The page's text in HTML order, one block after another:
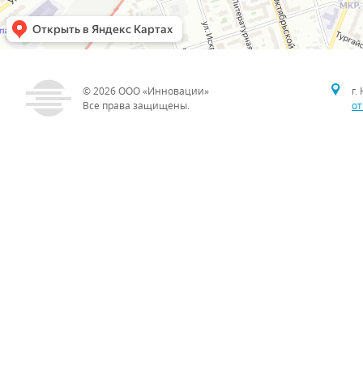
© 2026ООО «Инновации»
Все права защищены.